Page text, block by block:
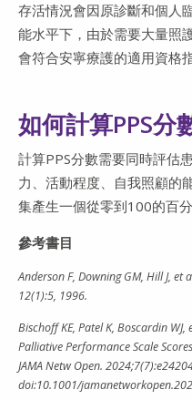
存活情況會因原診斷和個人
能水平下，由於需要大量照
會符合安寧療護的適用資格
如何計算PPS分
計算PPS分數需要同時評估
力、活動程度、自我照顧的
集產生一個從零到100的百
參考書目
Anderson F, Downing GM, Hill J, et
12(1):5, 1996.
Bischoff KE, Patel K, Boscardin
Palliative Performance Scale
JAMA Netw Open.
doi:10.1001/